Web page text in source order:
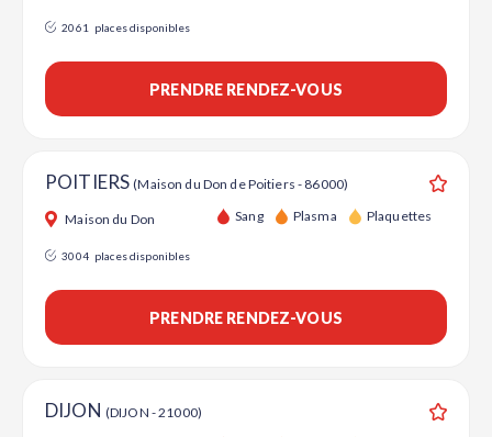
2061 places disponibles
PRENDRE RENDEZ-VOUS
POITIERS(Maison du Don de Poitiers - 86000)
Maison du Don Sang Plasma Plaquettes
3004 places disponibles
PRENDRE RENDEZ-VOUS
DIJON (DIJON - 21000)